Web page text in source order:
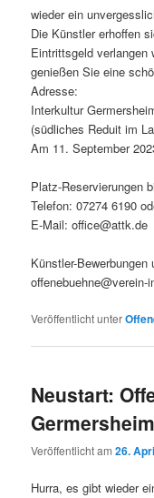
wieder ein
Die Künstler erhoffen
Eintrittsgeld verlangen
genießen Sie eine
Adresse:
Interkultur
(südliches Reduit im
Am 11. September
Platz-Reservierungen
Telefon: 07274 6190
E-Mail: office@attk.de
Künstler-Bewerbungen
offenebuehne@verein-
Veröffentlicht unter
Neustart:
Veröffentlicht am26.
Hurra, es gibt wieder